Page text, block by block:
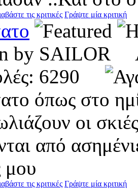
τις κριτικές Γράψτε μία κριτική
by
6290
όπως στο
οι
από
μου
τις κριτικές Γράψτε μία κριτική